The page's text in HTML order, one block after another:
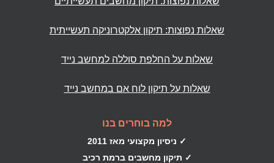
שאלות נפוצות: תיקון אלקטרוניקה תעשייתית
שאלות על החלפת סוללה למחשב נייד
שאלות על תיקון לוח אם במחשב נייד
למה בוחרים בנו
✓ ניסיון מקצועי מאז 2011
✓ תיקון מחשבים ברמת רכיב